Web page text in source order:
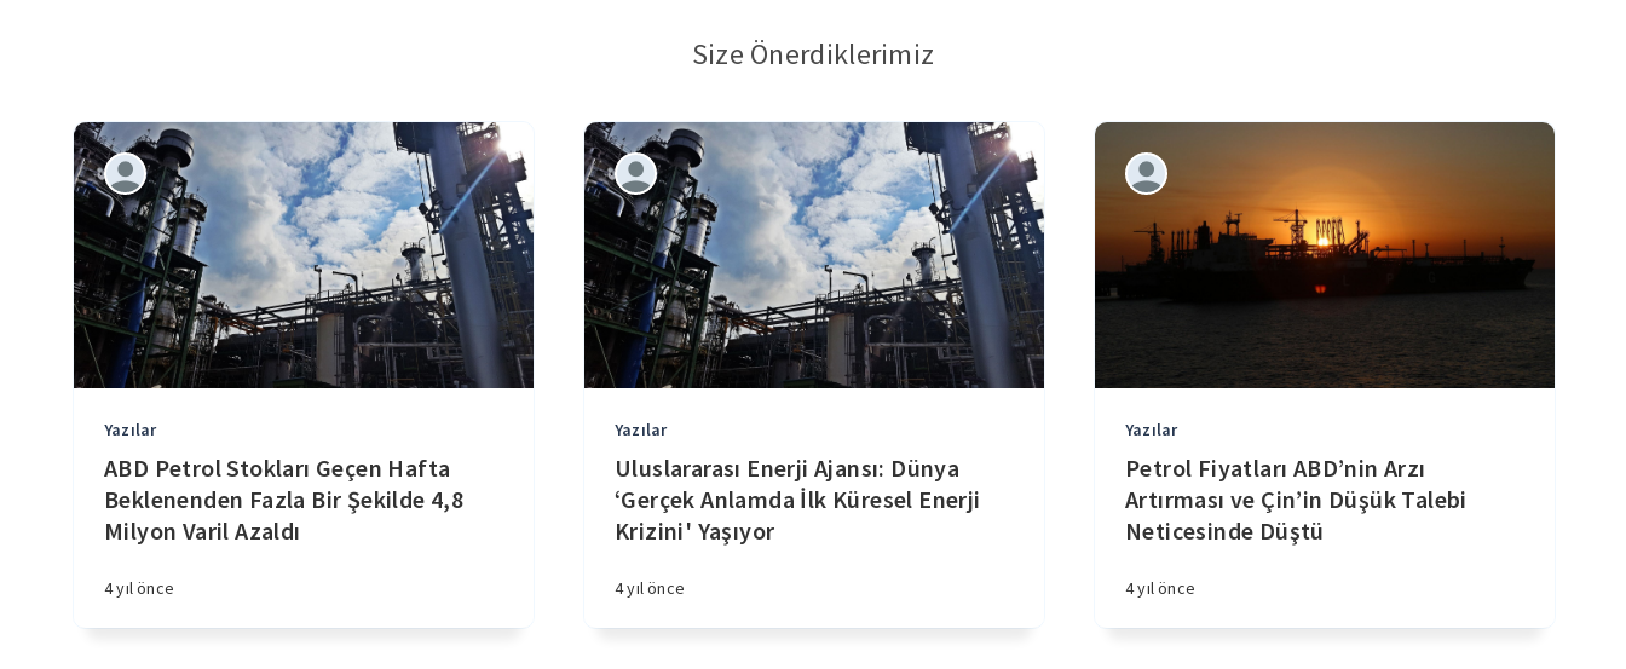
Size Önerdiklerimiz
Yazılar
ABD Petrol Stokları Geçen Hafta
Beklenenden Fazla Bir Şekilde 4,8
Milyon Varil Azaldı
4 yıl önce
Yazılar
Uluslararası Enerji Ajansı: Dünya
‘Gerçek Anlamda İlk Küresel Enerji
Krizini' Yaşıyor
4 yıl önce
Yazılar
Petrol Fiyatları ABD’nin Arzı
Artırması ve Çin’in Düşük Talebi
Neticesinde Düştü
4 yıl önce